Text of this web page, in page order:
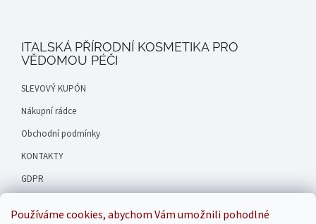
Používáme cookies, abychom Vám umožnili pohodlné
ITALSKÁ PŘÍRODNÍ KOSMETIKA PRO
VĚDOMOU PÉČI
SLEVOVÝ KUPÓN
Nákupní rádce
Obchodní podmínky
KONTAKTY
GDPR